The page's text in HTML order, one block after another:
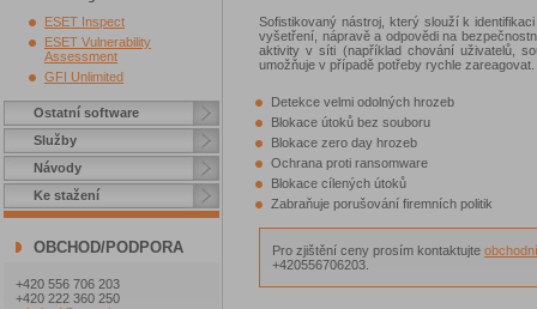
ESET Inspect
ESET Vulnerability
Assessment
GFI Unlimited
Ostatní software
Služby
Návody
Ke stažení
OBCHOD/PODPORA
+420 556 706 203
+420 222 360 250
Sofistikovaný nástroj, který slouží k
vyšetření, nápravě a odpovědi na
aktivity v síti (například chování uživatelů,
umožňuje v případě potřeby rychle zareagovat.
Detekce velmi odolných hrozeb
Blokace útoků bez souboru
Blokace zero day hrozeb
Ochrana proti ransomware
Blokace cílených útoků
Zabraňuje porušování firemních politik
Pro zjištění ceny prosím kontaktujte
+420556706203.